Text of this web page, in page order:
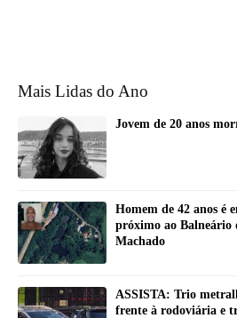
Mais Lidas do Ano
Jovem de 20 anos
Homem de 42 anos é
próximo ao Balneário
Machado
ASSISTA: Trio
frente à rodoviária e